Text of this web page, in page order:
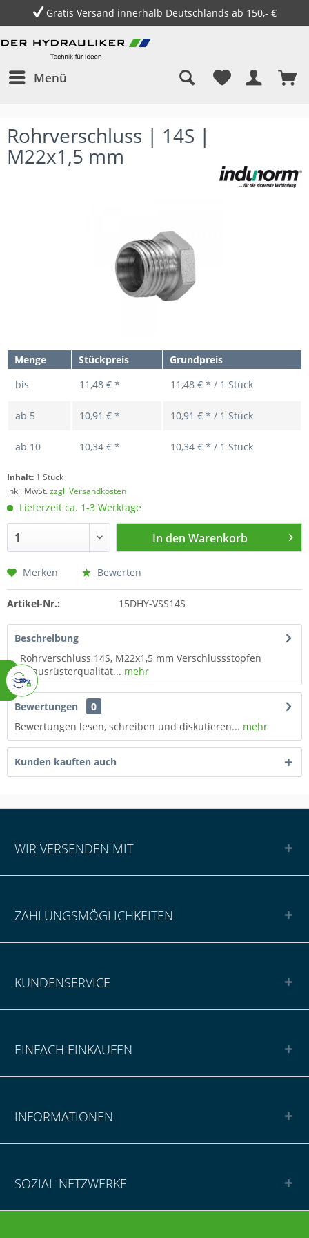
Gratis Versand innerhalb Deutschlands ab 150,- €
Menü
Rohrverschluss | 14S |
M22x1,5 mm
Menge Stückpreis
Grundpreis
bis
11,48 € * 11,48 € * / 1 Stück
ab 5 10,91 € * 10,91 € * / 1 Stück
ab 10 10,34 € * 10,34 € * / 1 Stück
Inhalt: 1 Stück
inkl. MwSt.zzgl. Versandkosten
Lieferzeit ca. 1-3 Werktage
In den Warenkorb
Merken Bewerten
Artikel-Nr.: 15DHY-VSS14S
Beschreibung
Rohrverschluss 14S, M22x1,5 mm Verschlussstopfen
Erstausrüsterqualität... mehr
Bewertungen
0
Bewertungen lesen, schreiben und diskutieren... mehr
Kunden kauften auch
WIR VERSENDEN MIT
ZAHLUNGSMÖGLICHKEITEN
KUNDENSERVICE
EINFACH EINKAUFEN
INFORMATIONEN
SOZIAL NETZWERKE